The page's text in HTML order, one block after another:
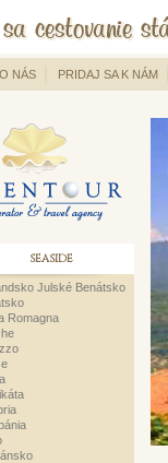
O NÁS PRIDAJ SA K NÁM
SEASIDE
Julské Benátsko
Romagna